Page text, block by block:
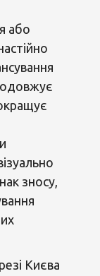
або
зносу,
Києва